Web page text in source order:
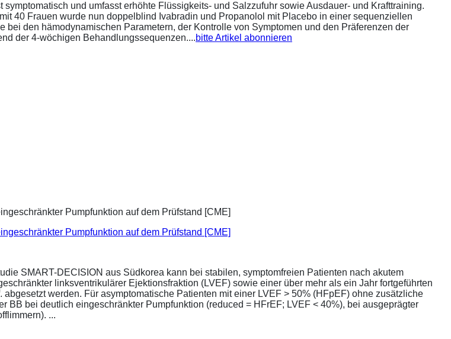
und umfasst erhöhte Flüssigkeits- und Salzzufuhr sowie Ausdauer- und Krafttraining.
40 Frauen wurde nun doppelblind Ivabradin und Propanolol mit Placebo in einer sequenziellen
bei den hämodynamischen Parametern, der Kontrolle von Symptomen und den Präferenzen der
der 4-wöchigen Behandlungssequenzen....bitte Artikel abonnieren
Pumpfunktion auf dem Prüfstand [CME]
SMART-DECISION aus Südkorea kann bei stabilen, symptomfreien Patienten nach akutem
linksventrikulärer Ejektionsfraktion (LVEF) sowie einer über mehr als ein Jahr fortgeführten
werden. Für asymptomatische Patienten mit einer LVEF > 50% (HFpEF) ohne zusätzliche
BB bei deutlich eingeschränkter Pumpfunktion (reduced = HFrEF; LVEF < 40%), bei ausgeprägter
...